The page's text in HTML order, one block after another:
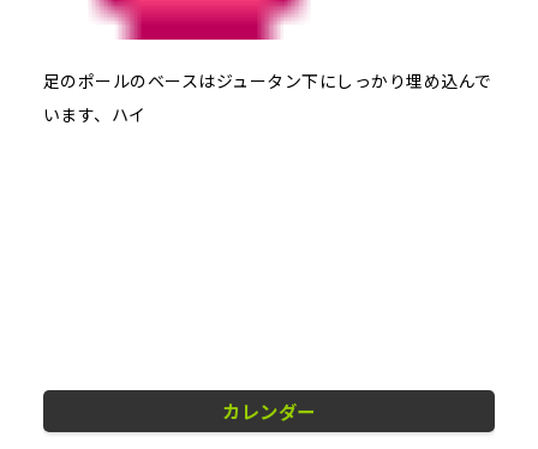
足のポールのベースはジュータン下にしっかり埋め込んで
います、ハイ
カレンダー